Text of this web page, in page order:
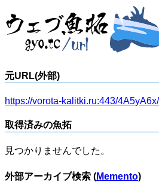
元URL(外部)
https://vorota-kalitki.ru:443/
取得済みの魚拓
見つかりませんでした。
外部アーカイブ検索 (Memento)